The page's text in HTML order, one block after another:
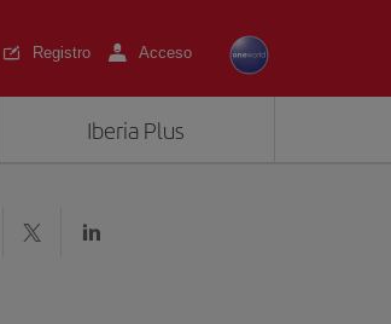
Registro Acceso
Iberia Plus